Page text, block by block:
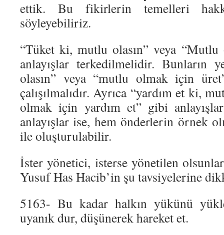
ettik. Bu fikirlerin temelleri
söyleyebiliriz.
“Tüket ki, mutlu olasın” veya
anlayışlar terkedilmelidir. Bunların
olasın” veya “mutlu olmak için
çalışılmalıdır. Ayrıca “yardım et ki,
olmak için yardım et” gibi
anlayışlar ise, hem önderlerin örnek
ile oluşturulabilir.
İster yönetici, isterse yönetilen
Yusuf Has Hacib’in şu tavsiyelerine
5163- Bu kadar halkın yükünü
uyanık dur, düşünerek hareket et.